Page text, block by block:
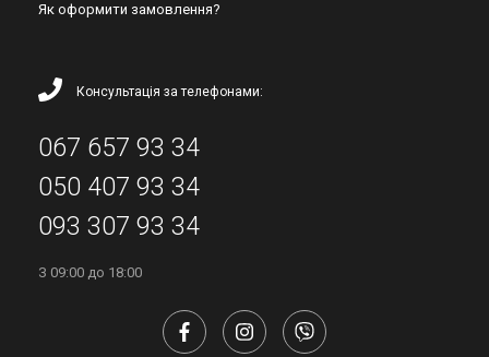
Як оформити замовлення?
Консультація за телефонами:
067 657 93 34
050 407 93 34
093 307 93 34
З 09:00 до 18:00